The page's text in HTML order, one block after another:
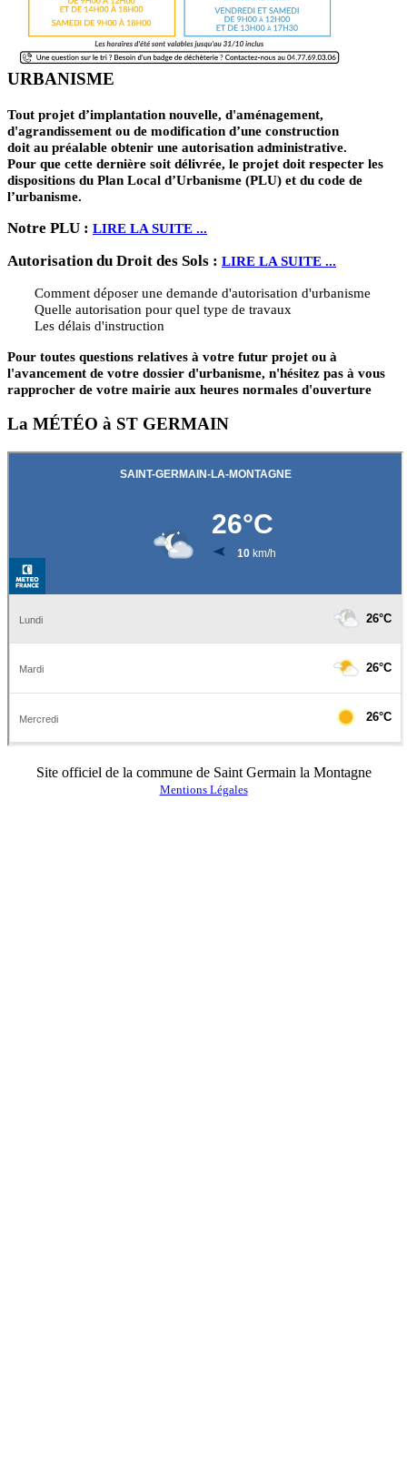
URBANISME
Tout projet d’implantation nouvelle, d'aménagement,
d'agrandissement ou de modification d’une construction
doit au préalable obtenir une autorisation administrative.
Pour que cette dernière soit délivrée, le projet doit respecter les
dispositions du Plan Local d’Urbanisme (PLU) et du code de
l’urbanisme.
Notre PLU : LIRE LA SUITE ...
Autorisation du Droit des Sols : LIRE LA SUITE ...
Comment déposer une demande d'autorisation d'urbanisme
Quelle autorisation pour quel type de travaux
Les délais d'instruction
Pour toutes questions relatives à votre futur projet ou à
l'avancement de votre dossier d'urbanisme, n'hésitez pas à vous
rapprocher de votre mairie aux heures normales d'ouverture
La MÉTÉO à ST GERMAIN
Site officiel de la commune de Saint Germain la Montagne
Mentions Légales